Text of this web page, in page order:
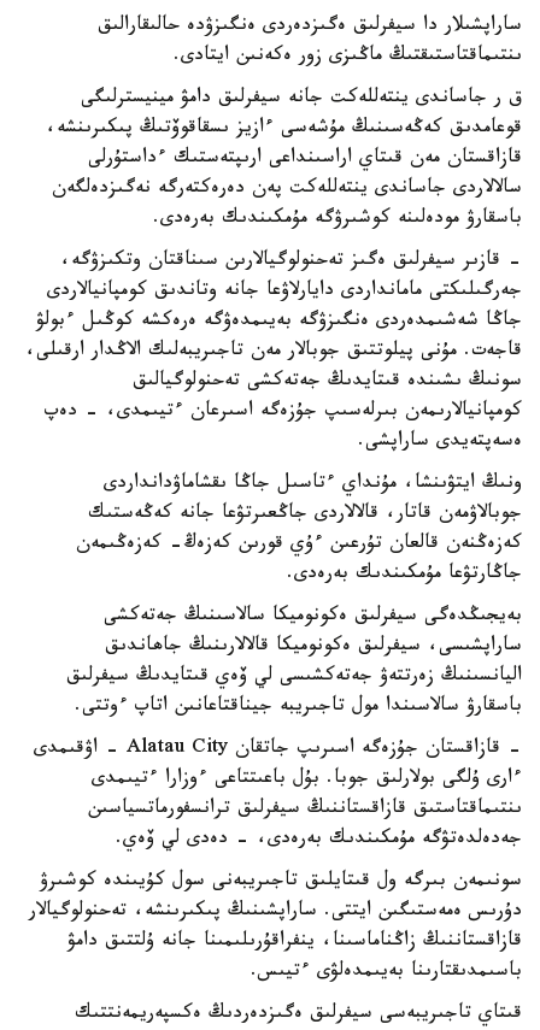
ساراپشىلار دا سيفرلىق ەگىزدەردى ەنگىزۋدە حالىقارالىق
ىنتىماقتاستىقتىڭ ماڭىزى زور ەكەنىن ايتادى.
ق ر جاساندى ينتەللەكت جانە سيفرلىق دامۋ مينيسترلىگى
قوعامدىق كەڭەسىنىڭ مۇشەسى ءازيز ىسقاقوۆتىڭ پىكىرىنشە،
قازاقستان مەن قىتاي اراسىنداعى ارىپتەستىك ءداستۇرلى
سالالاردى جاساندى ينتەللەكت پەن دەرەكتەرگە نەگىزدەلگەن
باسقارۋ مودەلىنە كوشىرۋگە مۇمكىندىك بەرەدى.
- قازىر سيفرلىق ەگىز تەحنولوگيالارىن سىناقتان وتكىزۋگە،
جەرگىلىكتى مامانداردى دايارلاۋعا جانە وتاندىق كومپانيالاردى
جاڭا شەشىمدەردى ەنگىزۋگە بەيىمدەۋگە ەرەكشە كوڭىل ءبولۋ
قاجەت. مۇنى پيلوتتىق جوبالار مەن تاجىريبەلىك الاڭدار ارقىلى،
سونىڭ ىشىندە قىتايدىڭ جەتەكشى تەحنولوگيالىق
كومپانيالارىمەن بىرلەسىپ جۇزەگە اسىرعان ءتيىمدى، - دەپ
ەسەپتەيدى ساراپشى.
ونىڭ ايتۋىنشا، مۇنداي ءتاسىل جاڭا ىقشاماۋدانداردى
جوبالاۋمەن قاتار، قالالاردى جاڭعىرتۋعا جانە كەڭەستىك
كەزەڭنەن قالعان تۇرعىن ءۇي قورىن كەزەڭ- كەزەڭىمەن
جاڭارتۋعا مۇمكىندىك بەرەدى.
بەيجىڭدەگى سيفرلىق ەكونوميكا سالاسىنىڭ جەتەكشى
ساراپشىسى، سيفرلىق ەكونوميكا قالالارىنىڭ جاھاندىق
اليانسىنىڭ زەرتتەۋ جەتەكشىسى لي ۆەي قىتايدىڭ سيفرلىق
باسقارۋ سالاسىندا مول تاجىريبە جيناقتاعانىن اتاپ ءوتتى.
- قازاقستان جۇزەگە اسىرىپ جاتقان Alatau City - اۋقىمدى
ءارى ۇلگى بولارلىق جوبا. بۇل باعىتتاعى ءوزارا ءتيىمدى
ىنتىماقتاستىق قازاقستاننىڭ سيفرلىق ترانسفورماتسياسىن
جەدەلدەتۋگە مۇمكىندىك بەرەدى، - دەدى لي ۆەي.
سونىمەن بىرگە ول قىتايلىق تاجىريبەنى سول كۇيىندە كوشىرۋ
دۇرىس ەمەستىگىن ايتتى. ساراپشىنىڭ پىكىرىنشە، تەحنولوگيالار
قازاقستاننىڭ زاڭناماسىنا، ينفراقۇرىلىمىنا جانە ۇلتتىق دامۋ
باسىمدىقتارىنا بەيىمدەلۋى ءتيىس.
قىتاي تاجىريبەسى سيفرلىق ەگىزدەردىڭ ەكسپەريمەنتتىك